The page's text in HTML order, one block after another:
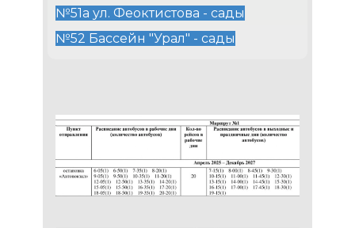
№51а ул. Феоктистова - сады
№52 Бассейн "Урал" - сады